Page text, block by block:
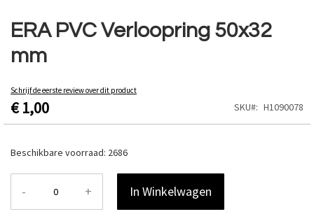
ERA PVC Verloopring 50x32
mm
Schrijf de eerste review over dit product
€ 1,00 SKU H1090078
Beschikbare voorraad: 2686
- + In Winkelwagen
naar
het
begin
van
afbeeldingen-
gallerij